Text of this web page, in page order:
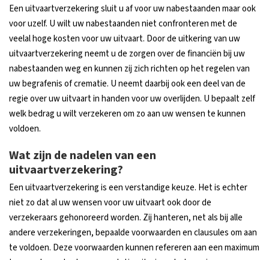
Een uitvaartverzekering sluit u af voor uw nabestaanden maar ook
voor uzelf. U wilt uw nabestaanden niet confronteren met de
veelal hoge kosten voor uw uitvaart. Door de uitkering van uw
uitvaartverzekering neemt u de zorgen over de financiën bij uw
nabestaanden weg en kunnen zij zich richten op het regelen van
uw begrafenis of crematie. U neemt daarbij ook een deel van de
regie over uw uitvaart in handen voor uw overlijden. U bepaalt zelf
welk bedrag u wilt verzekeren om zo aan uw wensen te kunnen
voldoen.
Wat zijn de nadelen van een
uitvaartverzekering?
Een uitvaartverzekering is een verstandige keuze. Het is echter
niet zo dat al uw wensen voor uw uitvaart ook door de
verzekeraars gehonoreerd worden. Zij hanteren, net als bij alle
andere verzekeringen, bepaalde voorwaarden en clausules om aan
te voldoen. Deze voorwaarden kunnen refereren aan een maximum